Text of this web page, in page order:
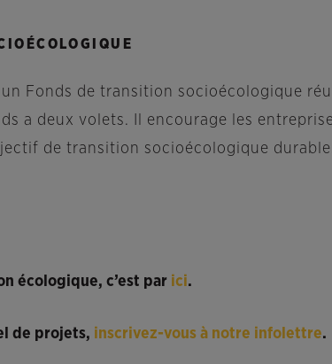
un Fonds de transition socioécologique
a deux volets. Il encourage les
de transition socioécologique
écologique, c’est par ici.
de projets, inscrivez-vous à notre infolettre.